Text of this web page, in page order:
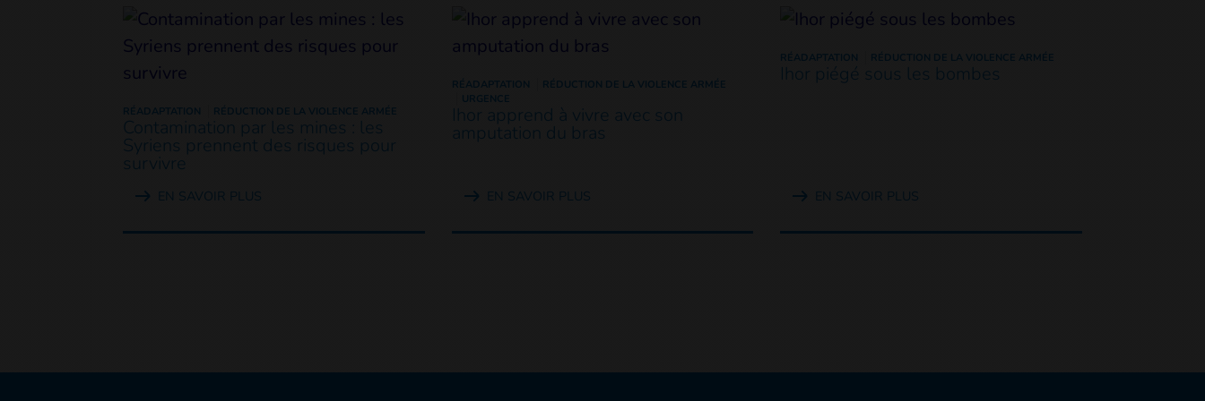
RÉADAPTATION RÉDUCTION DE LA VIOLENCE ARMÉE
Contamination par les mines : les
Syriens prennent des risques pour
survivre
EN SAVOIR PLUS
RÉADAPTATION
RÉDUCTION DE LA VIOLENCE ARMÉE
URGENCE
Ihor apprend à vivre avec son
amputation du bras
EN SAVOIR PLUS
RÉADAPTATION RÉDUCTION DE LA VIOLENCE ARMÉE
Ihor piégé sous les bombes
EN SAVOIR PLUS